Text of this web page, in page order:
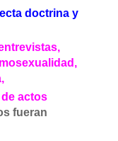
doctrina y
actos
fueran